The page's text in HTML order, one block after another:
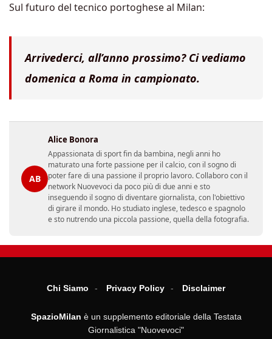
Sul futuro del tecnico portoghese al Milan:
Arrivederci, all’anno prossimo? Ci vediamo
domenica a Roma in campionato.
AB
Alice Bonora
Appassionata di sport fin da bambina, negli anni ho
maturato una forte passione per il calcio, con il sogno di
poter fare di una passione il proprio lavoro. Collaboro con il
network Nuovevoci da poco più di due anni e sto
inseguendo il sogno di diventare giornalista, con l'obiettivo
di girare il mondo. Ho studiato inglese, tedesco e spagnolo
e sto nutrendo una piccola passione, quella della fotografia.
Chi Siamo Privacy Policy Disclaimer
SpazioMilan è un supplemento editoriale della Testata
Giornalistica "Nuovevoci"